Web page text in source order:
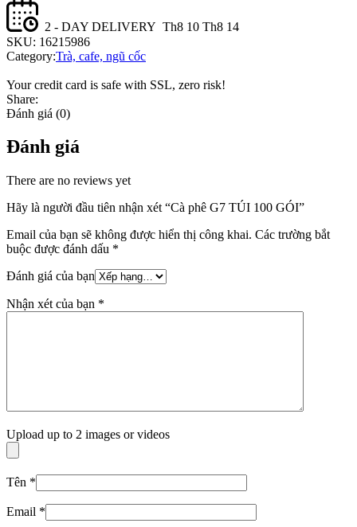
2 - DAY DELIVERY Th8 10 Th8 14
SKU: 16215986
Category:Trà, cafe, ngũ cốc
Your credit card is safe with SSL, zero risk!
Share:
Đánh giá (0)
Đánh giá
There are no reviews yet
Hãy là người đầu tiên nhận xét “Cà phê G7 TÚI 100 GÓI”
Email của bạn sẽ không được hiển thị công khai. Các trường bắt
buộc được đánh dấu *
Đánh giá của bạn
Nhận xét của bạn *
Upload up to 2 images or videos
Tên *
Email *